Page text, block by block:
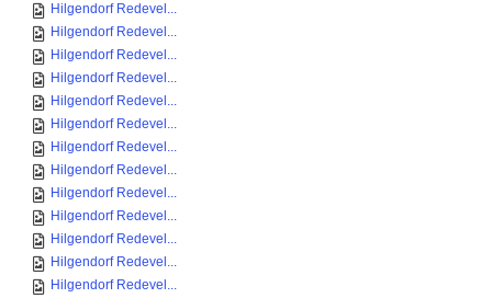
Hilgendorf Redevel...
Hilgendorf Redevel...
Hilgendorf Redevel...
Hilgendorf Redevel...
Hilgendorf Redevel...
Hilgendorf Redevel...
Hilgendorf Redevel...
Hilgendorf Redevel...
Hilgendorf Redevel...
Hilgendorf Redevel...
Hilgendorf Redevel...
Hilgendorf Redevel...
Hilgendorf Redevel...